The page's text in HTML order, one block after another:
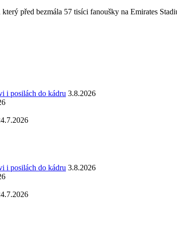
před bezmála 57 tisíci fanoušky na Emirates
i posilách do kádru 3.8.2026
i posilách do kádru 3.8.2026